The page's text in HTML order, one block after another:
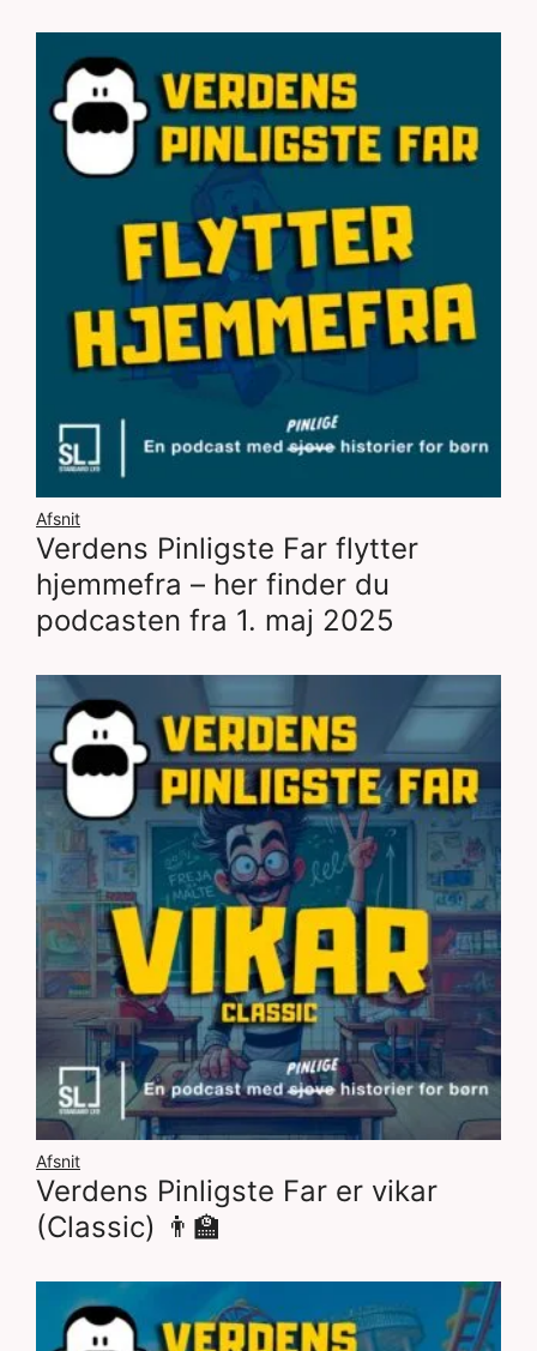
Afsnit
Verdens Pinligste Far flytter
hjemmefra – her finder du
podcasten fra 1. maj 2025
Afsnit
Verdens Pinligste Far er vikar
(Classic) 👨‍🏫